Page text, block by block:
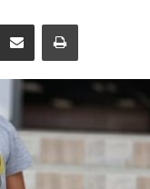
Compartir por correo electrónicoImprimir